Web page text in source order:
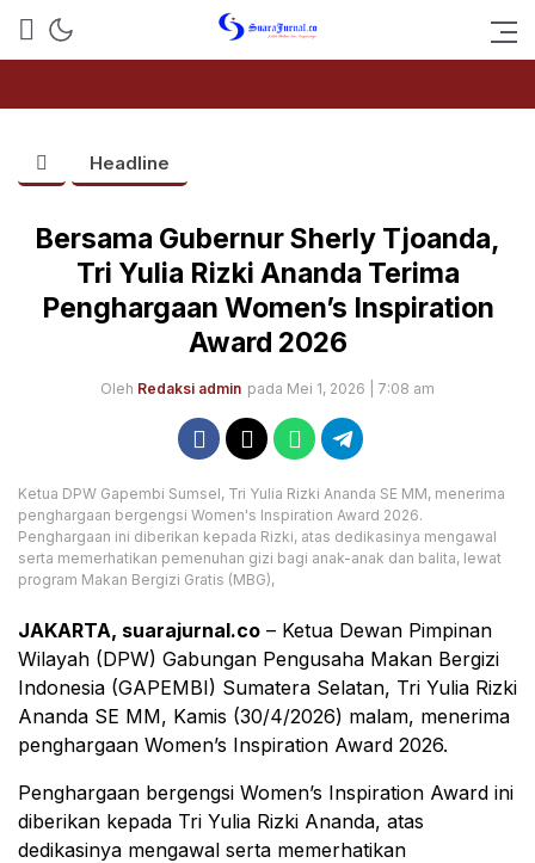
SUARAJURNAL.CO
Headline
Bersama Gubernur Sherly Tjoanda,
Tri Yulia Rizki Ananda Terima
Penghargaan Women’s Inspiration
Award 2026
Oleh Redaksi admin pada Mei 1, 2026 | 7:08 am
Ketua DPW Gapembi Sumsel, Tri Yulia Rizki Ananda SE MM, menerima
penghargaan bergengsi Women's Inspiration Award 2026.
Penghargaan ini diberikan kepada Rizki, atas dedikasinya mengawal
serta memerhatikan pemenuhan gizi bagi anak-anak dan balita, lewat
program Makan Bergizi Gratis (MBG),
JAKARTA, suarajurnal.co – Ketua Dewan Pimpinan
Wilayah (DPW) Gabungan Pengusaha Makan Bergizi
Indonesia (GAPEMBI) Sumatera Selatan, Tri Yulia Rizki
Ananda SE MM, Kamis (30/4/2026) malam, menerima
penghargaan Women’s Inspiration Award 2026.
Penghargaan bergengsi Women’s Inspiration Award ini
diberikan kepada Tri Yulia Rizki Ananda, atas
dedikasinya mengawal serta memerhatikan